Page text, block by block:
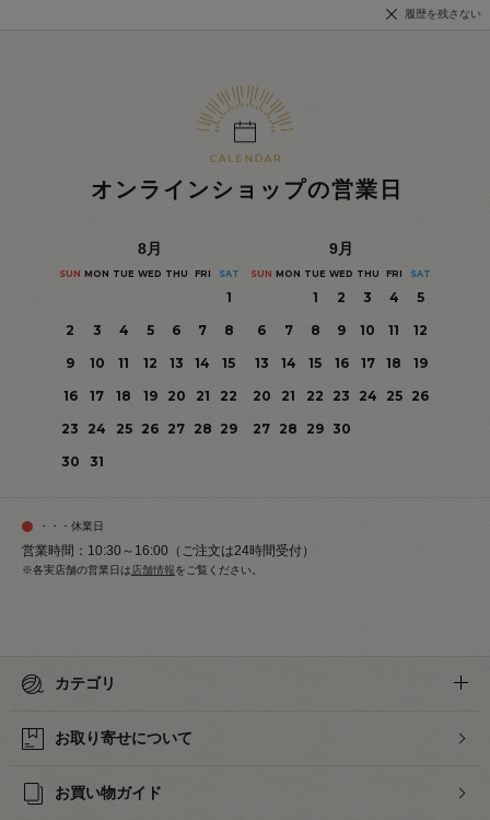
履歴を残さない
オンラインショップの営業日
8月
SUN MON TUE WED THU FRI SAT
1
2
3 4 5 6 7
8
9
10 11 12 13 14
15
16
17 18 19 20 21
22
23
24 25 26 27 28 29
30
31
9月
SUN MON TUE WED THU FRI SAT
1 2 3 4
5
6
7 8 9 10 11
12
13
14 15 16 17 18
19
20
21 22 23 24 25
26
27 28 29 30
・・・休業日
営業時間：10:30～16:00（ご注文は24時間受付）
※各実店舗の営業日は 店舗情報をご覧ください。
カテゴリ
お取り寄せについて
お買い物ガイド